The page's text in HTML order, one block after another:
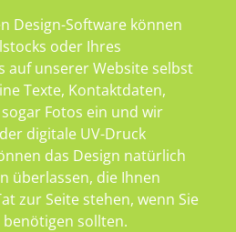
Design-Software können
oder Ihres
auf unserer Website selbst
Texte, Kontaktdaten,
Fotos ein und wir
digitale UV-Druck
das Design natürlich
überlassen, die Ihnen
zur Seite stehen, wenn Sie
sollten.